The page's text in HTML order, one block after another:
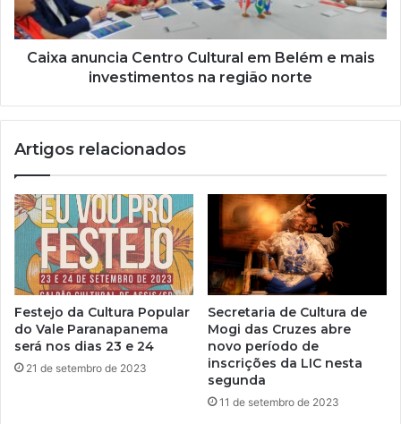
Caixa anuncia Centro Cultural em Belém e mais
investimentos na região norte
Artigos relacionados
Festejo da Cultura Popular
do Vale Paranapanema
será nos dias 23 e 24
21 de setembro de 2023
Secretaria de Cultura de
Mogi das Cruzes abre
novo período de
inscrições da LIC nesta
segunda
11 de setembro de 2023